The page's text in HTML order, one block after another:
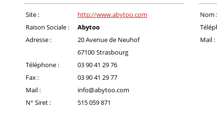
Site :
http://www.abytoo.com
Raison Sociale :
Abytoo
Adresse :
20 Avenue de Neuhof
67100 Strasbourg
Téléphone :
03 90 41 29 76
Fax :
03 90 41 29 77
Mail :
info@abytoo.com
N° Siret :
515 059 871
Nom :
Mail :